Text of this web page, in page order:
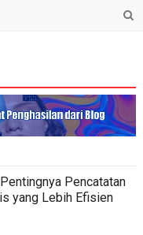
Pencatatan
yang Lebih Efisien